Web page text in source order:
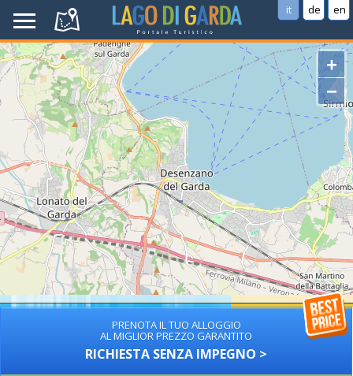
it de en
+
−
PRENOTA IL TUO ALLOGGIO
AL MIGLIOR PREZZO GARANTITO
RICHIESTA SENZA IMPEGNO >